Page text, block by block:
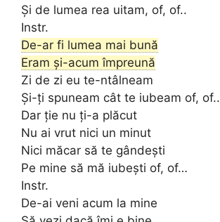
Și de lumea rea uitam, of, of..
Instr.
De-ar fi lumea mai bună
Eram și-acum împreună
Zi de zi eu te-ntâlneam
Și-ți spuneam cât te iubeam of, of..
Dar ție nu ți-a plăcut
Nu ai vrut nici un minut
Nici măcar să te gândești
Pe mine să mă iubești of, of…
Instr.
De-ai veni acum la mine